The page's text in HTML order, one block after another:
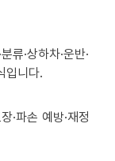
류·상하차·운반·
입니다.
·파손 예방·재정